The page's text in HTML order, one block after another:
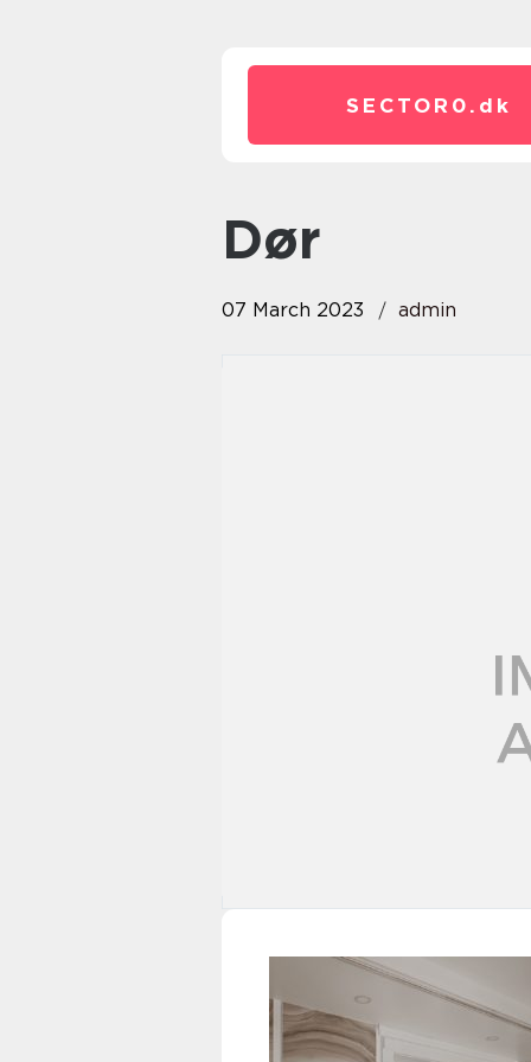
SECTOR0. dk
dør
07 March 2023 admin